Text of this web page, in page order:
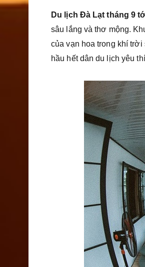
Du lịch Đà Lạt tháng 9
sâu lắng và thơ mộng.
của vạn hoa trong khí
hầu hết dân du lịch yêu